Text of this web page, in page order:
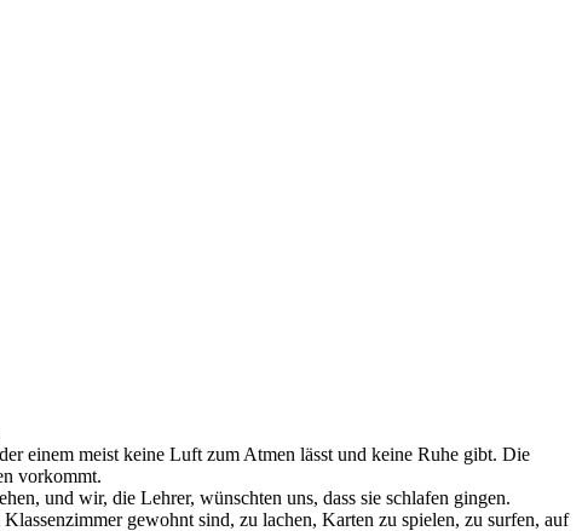
einem meist keine Luft zum Atmen lässt und keine Ruhe gibt. Die
vorkommt.
und wir, die Lehrer, wünschten uns, dass sie schlafen gingen.
gewohnt sind, zu lachen, Karten zu spielen, zu surfen, auf